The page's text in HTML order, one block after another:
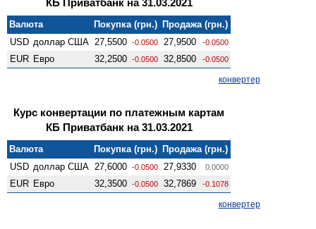
Валюта Покупка (грн.) Продажа (грн.)
USD доллар США 27,5500 -0.0500 27,9500 -0.0500
EUR Евро 32,2500 -0.0500 32,8500 -0.0500
конвертер
Курс конвертации по платежным картам
КБ Приватбанк на 31.03.2021
Валюта Покупка (грн.) Продажа (грн.)
USD доллар США 27,6000 -0.0500 27,9330 0.0000
EUR Евро 32,3500 -0.0500 32,7869 -0.1078
конвертер